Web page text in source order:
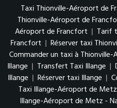
Taxi Thionville-Aéroport de
Thionville-Aéroport de
Aéroport de Francfort | Tarif
Francfort | Réserver taxi
Commander un taxi à
Illange | Transfert Taxi Illange |
Illange | Réserver taxi Illange |
Taxi Illange-Aéroport de
Illange-Aéroport de Metz -